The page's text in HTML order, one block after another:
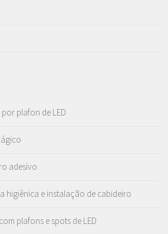
plafon de LED
adesivo
higiênica e instalação de cabideiro
plafons e spots de LED